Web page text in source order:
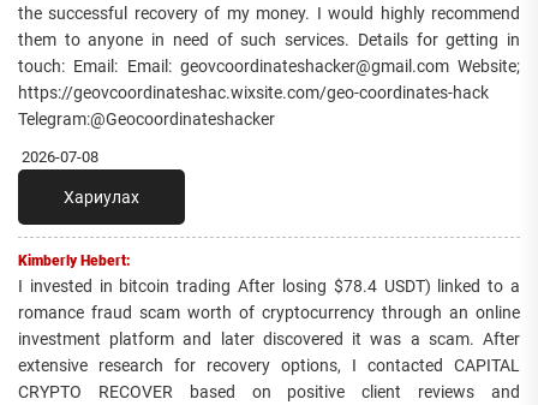
the successful recovery of my money. I would highly recommend
them to anyone in need of such services. Details for getting in
touch: Email: Email: geovcoordinateshacker@gmail.com Website;
https://geovcoordinateshac.wixsite.com/geo-coordinates-hack
Telegram:@Geocoordinateshacker
2026-07-08
Хариулах
Kimberly Hebert:
I invested in bitcoin trading After losing $78.4 USDT) linked to a
romance fraud scam worth of cryptocurrency through an online
investment platform and later discovered it was a scam. After
extensive research for recovery options, I contacted CAPITAL
CRYPTO RECOVER based on positive client reviews and